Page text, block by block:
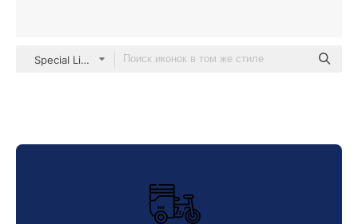
Special Lineal